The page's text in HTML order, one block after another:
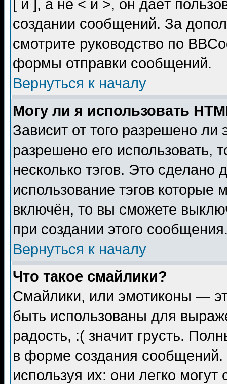
[ и ], а не < и >, он даёт
создании сообщений. За
смотрите руководство по
формы отправки сообщений.
Вернуться к началу
Могу ли я использовать
Зависит от того разрешено
разрешено его использовать,
несколько тэгов. Это сделано
использование тэгов
включён, то вы сможете
при создании этого
Вернуться к началу
Что такое смайлики?
Смайлики, или эмотиконы —
быть использованы для
радость, :( значит грусть.
в форме создания сообщений.
используя их: они легко